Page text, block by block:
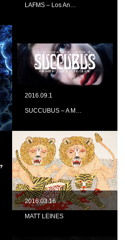
LAFMS – Los An…
2016.09.1
SUCCUBUS – A M…
2016.03.16
MATT LEINES